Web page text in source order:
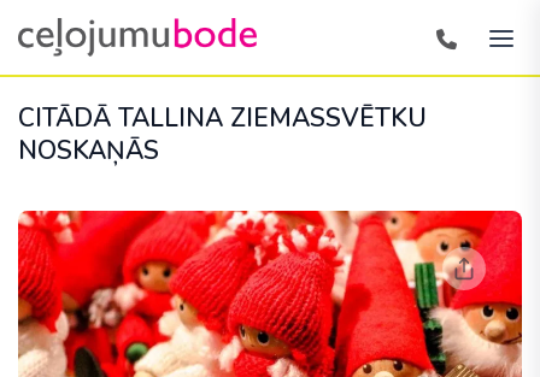
CITĀDĀ TALLINA ZIEMASSVĒTKU
NOSKAŅĀS